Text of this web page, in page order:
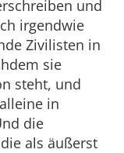
und
irgendwie
Zivilisten in
sie
steht, und
in
die
als äußerst